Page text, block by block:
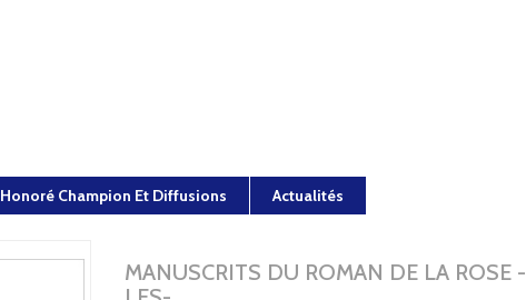
Honoré Champion Et Diffusions Actualités
MANUSCRITS DU ROMAN DE LA ROSE -